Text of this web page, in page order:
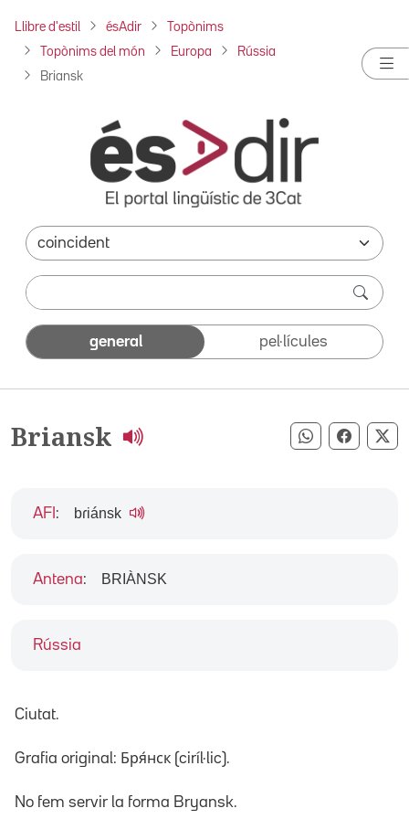
Llibre d'estil ésAdir Topònims
Topònims del món Europa Rússia
Briansk
general pel·lícules
Briansk Compartir
Rússia
AFI : bɾiánsk
Antena: BRIÀNSK
Ciutat.
Grafia original: Бря́нск (ciríl·lic).
No fem servir la forma Bryansk.